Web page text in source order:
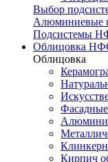
Выбор
Алюминиевые
Подсистемы
Облицовка
Облицовка
Кирпич